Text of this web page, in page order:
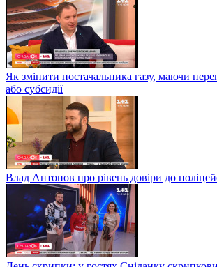
Як змінити постачальника газу, маючи
або субсидії
Влад Антонов про рівень довіри до